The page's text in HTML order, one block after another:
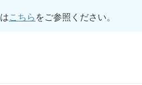
こちら をご参照ください。